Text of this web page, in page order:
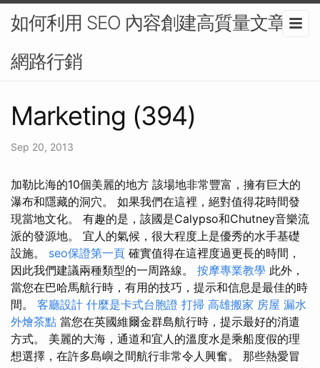
如何利用 SEO 內容創建高質量文章-
網路行銷
Marketing (394)
Sep 20, 2013
加勒比海的10個美麗的地方 該場地非常豐富，擁有巨大的
瀑布和隱藏的洞穴。 如果我們在這裡，絕對值得花時間發
現當地文化。 有趣的是，該國是Calypso和Chutney音樂流
派的發源地。 宜人的氣候，很大程度上是優秀的水手基礎
設施。 seo保證第一頁 確實值得在這裡度過更長的時間，
因此我們建議兩種類型的一周路線。 按摩專業教學 此外，
當您在巴哈馬航行時，有用的技巧，提示和信息是最佳的時
間。 客廳設計 什麼是卡式台胞證 打掃 高雄搬家 房屋 漏水
外燴茶點 當您在英國維爾金群島航行時，提示最好的消遣
方式。 美麗的大海，通道和宜人的溫度水是乘船度假的理
想選擇，在許多島嶼之間航行非常令人興奮。 那些熱愛冒